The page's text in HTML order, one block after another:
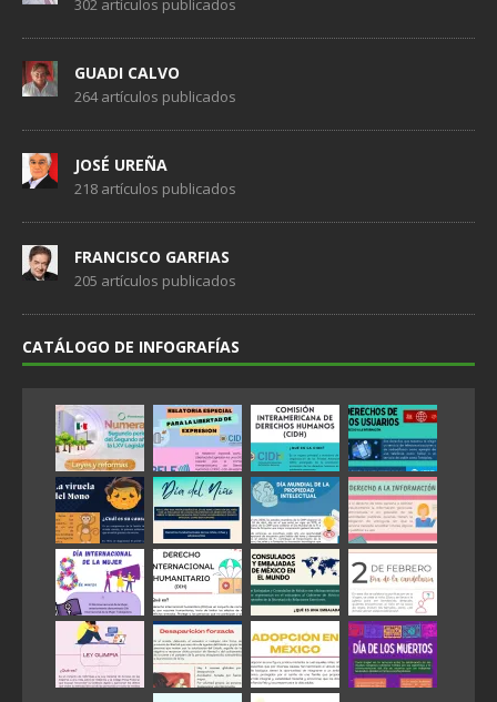
302 artículos publicados
GUADI CALVO
264 artículos publicados
JOSÉ UREÑA
218 artículos publicados
FRANCISCO GARFIAS
205 artículos publicados
CATÁLOGO DE INFOGRAFÍAS